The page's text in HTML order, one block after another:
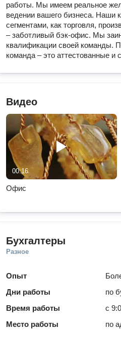
работы. Мы имеем реальное
ведении вашего бизнеса. Наши
сегментами, как торговля,
– заботливый бэк-офис. Мы
квалификации своей команды.
команда – это аттестованные
Видео
00:16
Офис
Бухгалтеры
Разное
Опыт
Дни работы
по
Время работы
с
Место работы
по